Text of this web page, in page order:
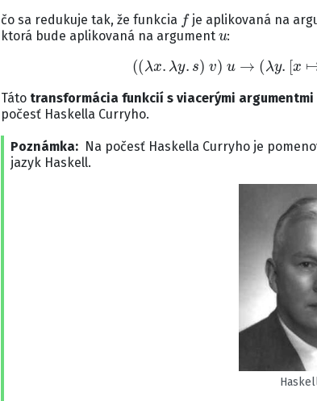
čo sa redukuje tak, že funkcia
f
je aplikovaná na
ktorá bude aplikovaná na argument
u
:
((λx .λy .s) v u →(λ .[x
Táto transformácia funkcií s viacerými argumentmi
počesť Haskella Curryho.
Poznámka
Na počesť Haskella Curryho je
jazyk Haskell.